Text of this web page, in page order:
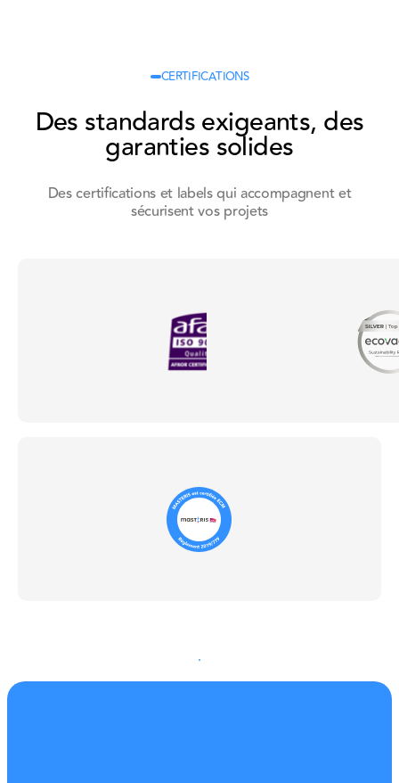
signe un
nouveau
avec
Eurostar
et
CERTIFICATIONS
Des standards exigeants, des
garanties solides
Des certifications et labels qui accompagnent et
sécurisent vos projets
En savoir plus sur nos certifications